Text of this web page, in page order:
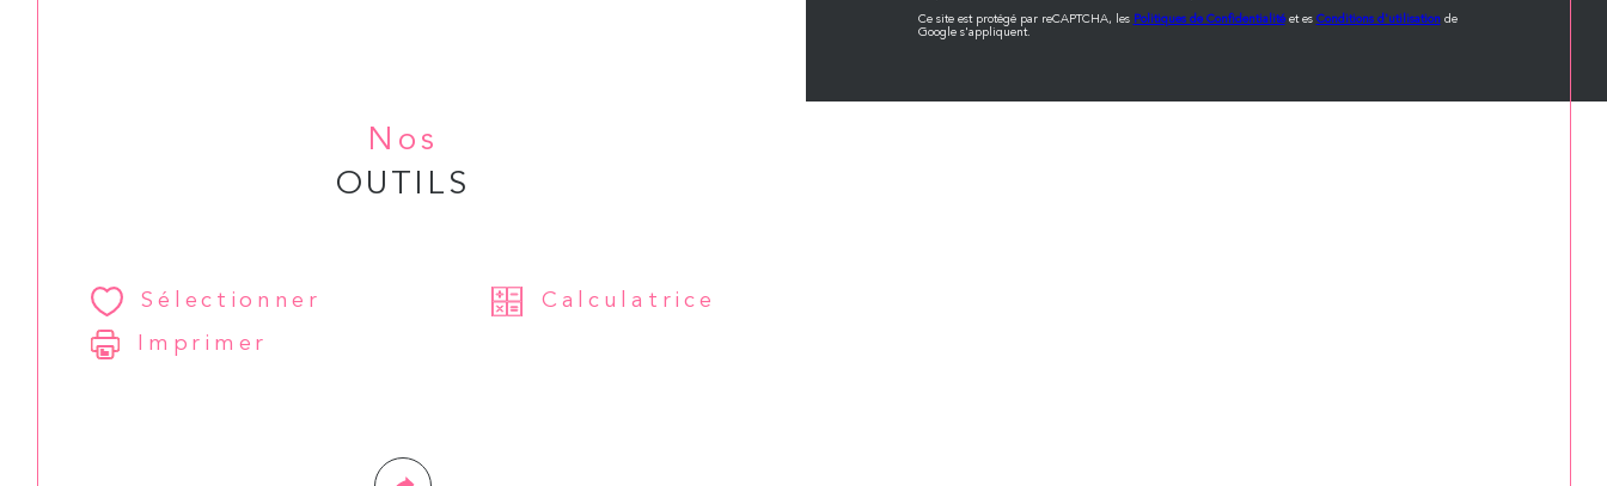
Nos
OUTILS
Sélectionner
Calculatrice
Imprimer
Ce site est protégé par reCAPTCHA, les Politiques de Confidentialitéet es Conditions d'utilisationde
Google s'appliquent.